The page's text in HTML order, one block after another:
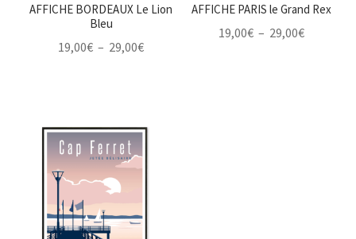
AFFICHE BORDEAUX Le Lion
Bleu
19,00€ – 29,00€Plage
à
AFFICHE PARIS le Grand Rex
19,00€ – 29,00€Plage